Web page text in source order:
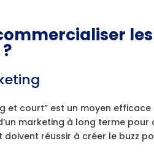
et court” est un moyen
marketing à long terme
doivent réussir à créer le buzz